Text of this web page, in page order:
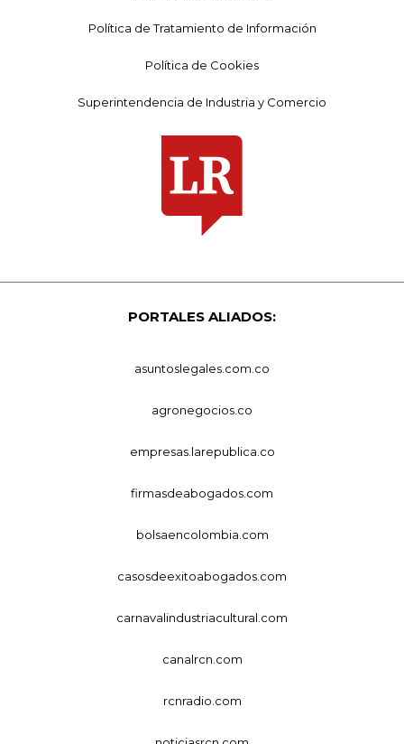
Política de Tratamiento de Información
Política de Cookies
Superintendencia de Industria y Comercio
PORTALES ALIADOS:
asuntoslegales.com.co
agronegocios.co
empresas.larepublica.co
firmasdeabogados.com
bolsaencolombia.com
casosdeexitoabogados.com
carnavalindustriacultural.com
canalrcn.com
rcnradio.com